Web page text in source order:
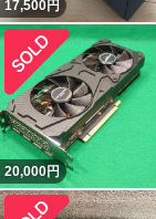
17,500円
20,000円